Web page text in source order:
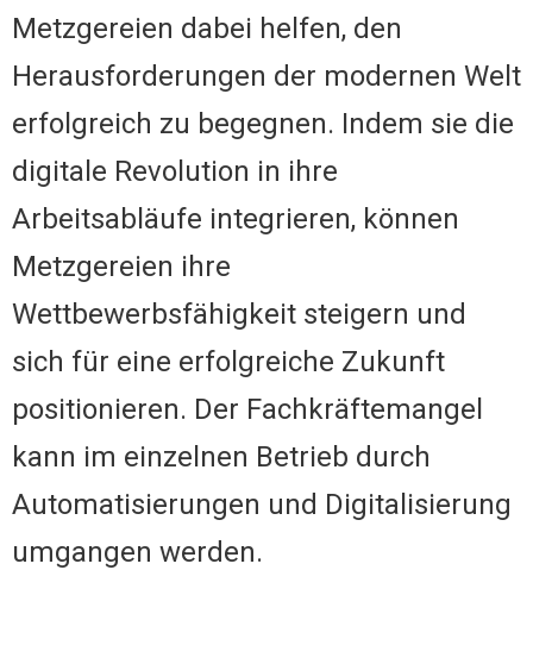
Metzgereien dabei helfen, den
Herausforderungen der modernen Welt
erfolgreich zu begegnen. Indem sie die
digitale Revolution in ihre
Arbeitsabläufe integrieren, können
Metzgereien ihre
Wettbewerbsfähigkeit steigern und
sich für eine erfolgreiche Zukunft
positionieren. Der Fachkräftemangel
kann im einzelnen Betrieb durch
Automatisierungen und Digitalisierung
umgangen werden.